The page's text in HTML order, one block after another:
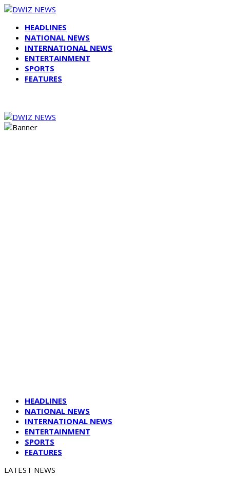
HEADLINES
NATIONAL NEWS
INTERNATIONAL NEWS
ENTERTAINMENT
SPORTS
FEATURES
HEADLINES
NATIONAL NEWS
INTERNATIONAL NEWS
ENTERTAINMENT
SPORTS
FEATURES
LATEST NEWS